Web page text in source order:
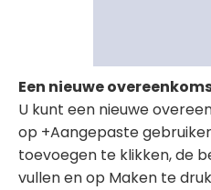
Een nieuwe
U kunt een nieuwe
op +Aangepaste
toevoegen te klikken, de
vullen en op Maken te